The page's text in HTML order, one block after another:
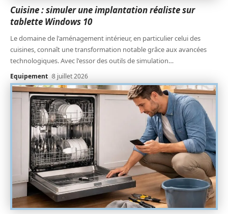
Cuisine : simuler une implantation réaliste sur
tablette Windows 10
Le domaine de l'aménagement intérieur, en particulier celui des
cuisines, connaît une transformation notable grâce aux avancées
technologiques. Avec l'essor des outils de simulation…
Equipement 8 juillet 2026